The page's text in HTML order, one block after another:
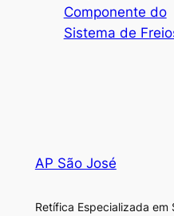
Componente do
Sistema de
AP São José
Retífica Especializada em